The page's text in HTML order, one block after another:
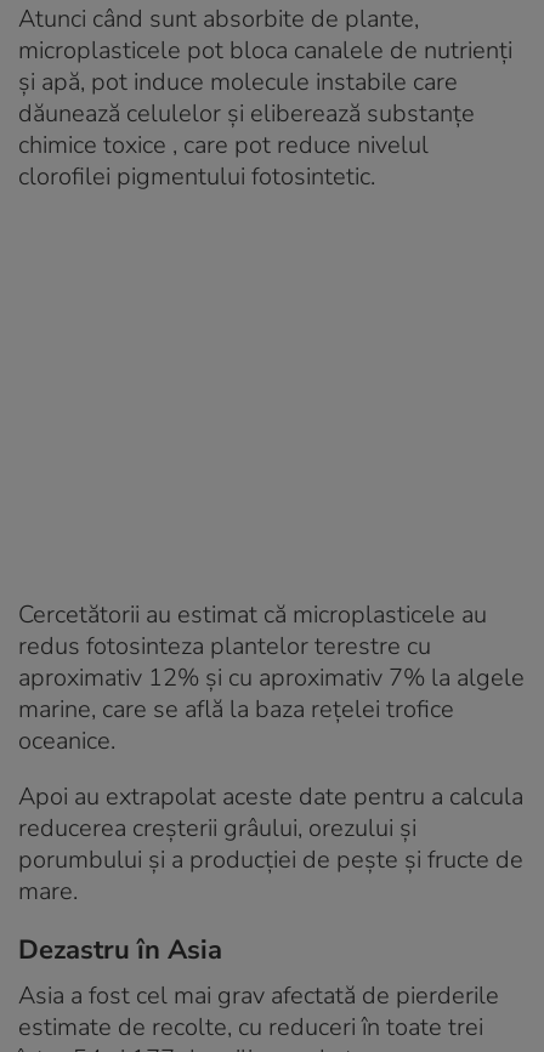
Atunci când sunt absorbite de plante,
microplasticele pot bloca canalele de nutrienți
și apă, pot induce molecule instabile care
dăunează celulelor și eliberează substanțe
chimice toxice , care pot reduce nivelul
clorofilei pigmentului fotosintetic.
Cercetătorii au estimat că microplasticele au
redus fotosinteza plantelor terestre cu
aproximativ 12% și cu aproximativ 7% la algele
marine, care se află la baza rețelei trofice
oceanice.
Apoi au extrapolat aceste date pentru a calcula
reducerea creșterii grâului, orezului și
porumbului și a producției de pește și fructe de
mare.
Dezastru în Asia
Asia a fost cel mai grav afectată de pierderile
estimate de recolte, cu reduceri în toate trei